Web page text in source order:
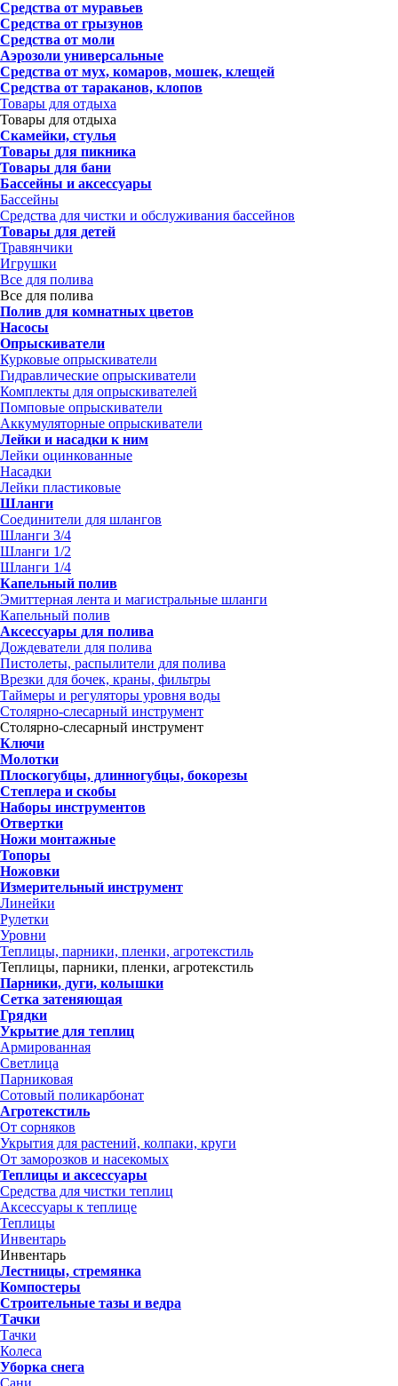
Средства от муравьев
Средства от грызунов
Средства от моли
Аэрозоли универсальные
Средства от мух, комаров, мошек, клещей
Средства от тараканов, клопов
Товары для отдыха
Товары для отдыха
Скамейки, стулья
Товары для пикника
Товары для бани
Бассейны и аксессуары
Бассейны
Средства для чистки и обслуживания бассейнов
Товары для детей
Травянчики
Игрушки
Все для полива
Все для полива
Полив для комнатных цветов
Насосы
Опрыскиватели
Курковые опрыскиватели
Гидравлические опрыскиватели
Комплекты для опрыскивателей
Помповые опрыскиватели
Аккумуляторные опрыскиватели
Лейки и насадки к ним
Лейки оцинкованные
Насадки
Лейки пластиковые
Шланги
Соединители для шлангов
Шланги 3/4
Шланги 1/2
Шланги 1/4
Капельный полив
Эмиттерная лента и магистральные шланги
Капельный полив
Аксессуары для полива
Дождеватели для полива
Пистолеты, распылители для полива
Врезки для бочек, краны, фильтры
Таймеры и регуляторы уровня воды
Столярно-слесарный инструмент
Столярно-слесарный инструмент
Ключи
Молотки
Плоскогубцы, длинногубцы, бокорезы
Степлера и скобы
Наборы инструментов
Отвертки
Ножи монтажные
Топоры
Ножовки
Измерительный инструмент
Линейки
Рулетки
Уровни
Теплицы, парники, пленки, агротекстиль
Теплицы, парники, пленки, агротекстиль
Парники, дуги, колышки
Сетка затеняющая
Грядки
Укрытие для теплиц
Армированная
Светлица
Парниковая
Сотовый поликарбонат
Агротекстиль
От сорняков
Укрытия для растений, колпаки, круги
От заморозков и насекомых
Теплицы и аксессуары
Средства для чистки теплиц
Аксессуары к теплице
Теплицы
Инвентарь
Инвентарь
Лестницы, стремянка
Компостеры
Строительные тазы и ведра
Тачки
Тачки
Колеса
Уборка снега
Сани